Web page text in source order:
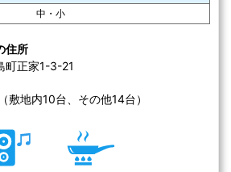
中・小
住所
町正家1-3-21
敷地内10台、その他14台）